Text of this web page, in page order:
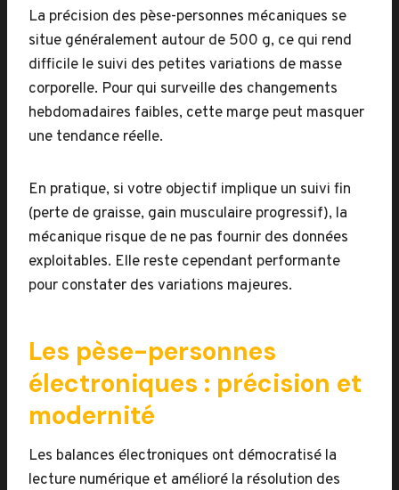
La précision des pèse-personnes mécaniques se
situe généralement autour de 500 g, ce qui rend
difficile le suivi des petites variations de masse
corporelle. Pour qui surveille des changements
hebdomadaires faibles, cette marge peut masquer
une tendance réelle.
En pratique, si votre objectif implique un suivi fin
(perte de graisse, gain musculaire progressif), la
mécanique risque de ne pas fournir des données
exploitables. Elle reste cependant performante
pour constater des variations majeures.
Les pèse-personnes
électroniques : précision et
modernité
Les balances électroniques ont démocratisé la
lecture numérique et amélioré la résolution des